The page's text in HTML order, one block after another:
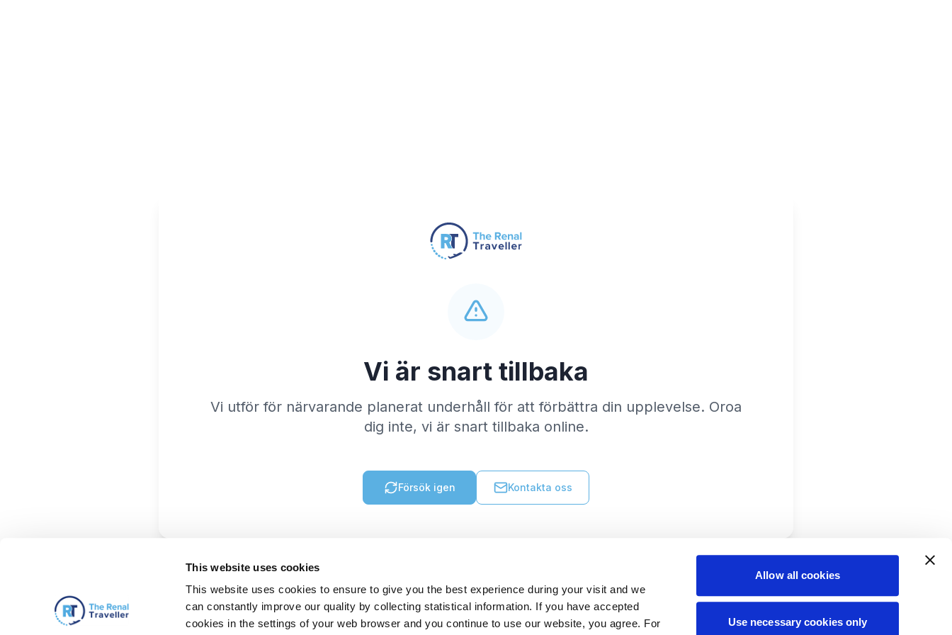
This website uses cookies
This website uses cookies to ensure to give you the best experience during your visit and we
can constantly improve our quality by collecting statistical information. If you have accepted
cookies in the settings of your web browser and you continue to use our website, you agree. For
Allow all cookies
Use necessary cookies only
Vi är snart tillbaka
Vi utför för närvarande planerat underhåll för att förbättra din upplevelse. Oroa
dig inte, vi är snart tillbaka online.
Försök igen Kontakta oss